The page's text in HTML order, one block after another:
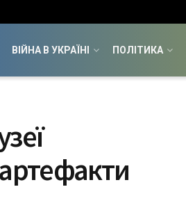
ВІЙНА В УКРАЇНІ ПОЛІТИКА